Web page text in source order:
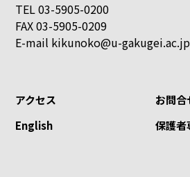
TEL 03-5905-0200
FAX 03-5905-0209
E-mail kikunoko@u-gakugei.ac.jp
アクセス
お問合
English
保護者